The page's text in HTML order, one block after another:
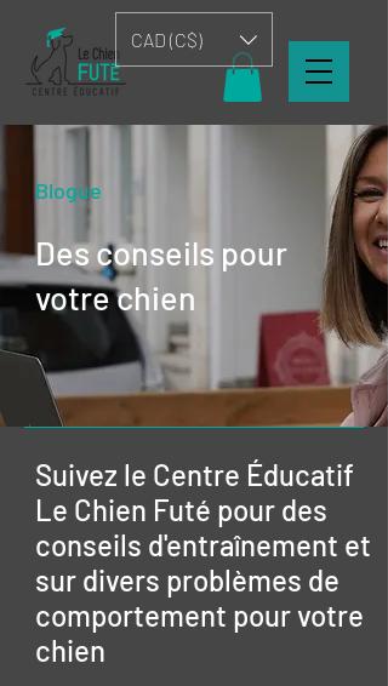
CAD (C$)
Blogue
Des conseils pour
votre chien
Suivez le Centre Éducatif
Le Chien Futé pour des
conseils d'entraînement et
sur divers problèmes de
comportement pour votre
chien